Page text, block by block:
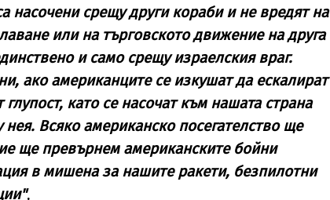
насочени срещу други кораби и не вредят на
или на търговското движение на друга
и само срещу израелския враг.
ако американците се изкушат да ескалират
като се насочат към нашата страна
Всяко американско посегателство ще
ще превърнем американските бойни
в мишена за нашите ракети, безпилотни
,